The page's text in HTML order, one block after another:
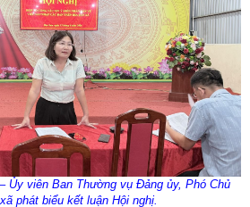
Ủy viên Ban Thường vụ Đảng ủy, Phó Chủ
phát biểu kết luận Hội nghị.